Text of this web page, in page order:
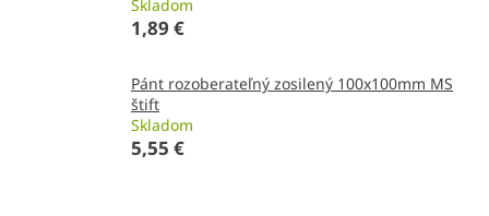
Skladom
1,89 €
Pánt rozoberateľný zosilený 100x100mm MS
štift
Skladom
5,55 €